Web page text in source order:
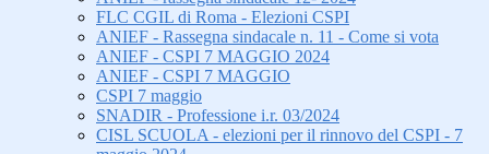
FLC CGIL di Roma - Elezioni CSPI
ANIEF - Rassegna sindacale n. 11 - Come si vota
ANIEF - CSPI 7 MAGGIO 2024
ANIEF - CSPI 7 MAGGIO
CSPI 7 maggio
SNADIR - Professione i.r. 03/2024
CISL SCUOLA - elezioni per il rinnovo del CSPI - 7